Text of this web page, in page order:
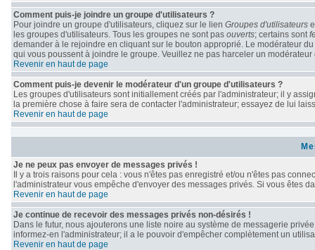
Comment puis-je joindre un groupe d'utilisateurs ?
Pour joindre un groupe d'utilisateurs, cliquez sur le lien Groupes d'utilisateurs
les groupes d'utilisateurs. Tous les groupes ne sont pas ouverts; certains sont
demander à le rejoindre en cliquant sur le bouton approprié. Le modérateur
qui vous poussent à joindre le groupe. Veuillez ne pas harceler un
Revenir en haut de page
Comment puis-je devenir le modérateur d'un groupe d'utilisateurs ?
Les groupes d'utilisateurs sont initiallement créés par l'administrateur; il y
la première chose à faire sera de contacter l'administrateur; essayez de lui
Revenir en haut de page
Je ne peux pas envoyer de messages privés !
Il y a trois raisons pour cela : vous n'êtes pas enregistré et/ou n'êtes pas
l'administrateur vous empêche d'envoyer des messages privés. Si vous êtes
Revenir en haut de page
Je continue de recevoir des messages privés non-désirés !
Dans le futur, nous ajouterons une liste noire au système de messagerie
informez-en l'administrateur; il a le pouvoir d'empêcher complètement un
Revenir en haut de page